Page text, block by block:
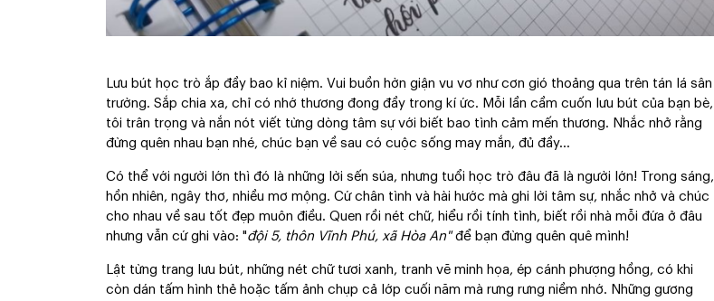
Lưu bút học trò ắp đầy bao kỉ niệm. Vui buồn hờn giận vu vơ như cơn gió thoảng qua trên tán lá sân
trường. Sắp chia xa, chỉ có nhớ thương đong đầy trong kí ức. Mỗi lần cầm cuốn lưu bút của bạn bè,
tôi trân trọng và nắn nót viết từng dòng tâm sự với biết bao tình cảm mến thương. Nhắc nhở rằng
đừng quên nhau bạn nhé, chúc bạn về sau có cuộc sống may mắn, đủ đầy…
Có thể với người lớn thì đó là những lời sến súa, nhưng tuổi học trò đâu đã là người lớn! Trong sáng,
hồn nhiên, ngây thơ, nhiều mơ mộng. Cứ chân tình và hài hước mà ghi lời tâm sự, nhắc nhở và chúc
cho nhau về sau tốt đẹp muôn điều. Quen rồi nét chữ, hiểu rồi tính tình, biết rồi nhà mỗi đứa ở đâu
nhưng vẫn cứ ghi vào: "đội 5, thôn Vĩnh Phú, xã Hòa An"để bạn đừng quên quê mình!
Lật từng trang lưu bút, những nét chữ tươi xanh, tranh vẽ minh họa, ép cánh phượng hồng, có khi
còn dán tấm hình thẻ hoặc tấm ảnh chụp cả lớp cuối năm mà rưng rưng niềm nhớ. Những gương